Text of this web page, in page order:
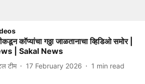
कॉप्यांचा गठ्ठा जाळतानाचा व्हिडिओ समोर |
| Sakal News
टीम 17 February 2026 1 min read